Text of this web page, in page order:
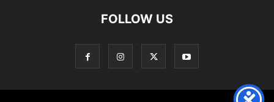
FOLLOW US